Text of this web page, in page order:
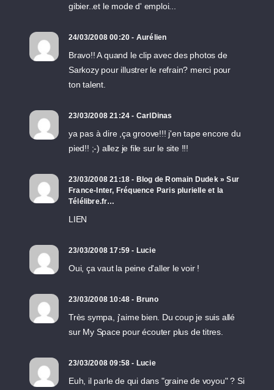
gibier..et le mode d' emploi...
24/03/2008 00:20 - Aurélien
Bravo!! A quand le clip avec des photos de
Sarkozy pour illustrer le refrain? merci pour
ton talent.
23/03/2008 21:24 - CarlDinas
ya pas à dire ,ça groove!!! j'en tape encore du
pied!! ;-) allez je file sur le site !!!
23/03/2008 21:18 - Blog de Romain Dudek » Sur
France-Inter, Fréquence Paris plurielle et la
Télélibre.fr…
LIEN
23/03/2008 17:59 - Lucie
Oui, ça vaut la peine d'aller le voir !
23/03/2008 10:48 - Bruno
Très sympa, j'aime bien. Du coup je suis allé
sur My Space pour écouter plus de titres.
23/03/2008 09:58 - Lucie
Euh, il parle de qui dans "graine de voyou" ? Si